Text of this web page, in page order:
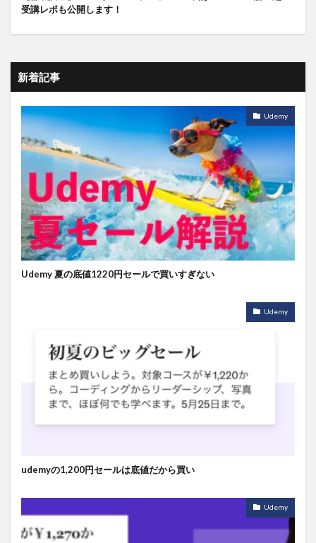
受講レポも公開します！
新着記事
Udemy
Udemy 夏の底値1220円セールで買いすぎない
Udemy
udemyの1,200円セールは底値だから買い
Udemy